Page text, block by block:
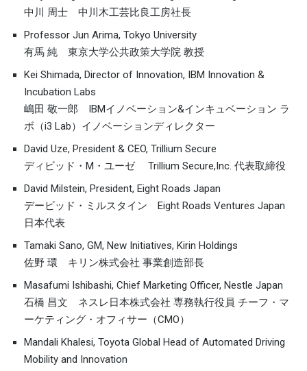
中川 周士 中川木工芸比良工房社長
Professor Jun Arima, Tokyo University
有馬 純 東京大学公共政策大学院 教授
Kei Shimada, Director of Innovation, IBM Innovation &
Incubation Labs
嶋田 敬一郎 IBMイノベーション&インキュベーション ラ
ボ（i3 Lab）イノベーションディレクター
David Uze, President & CEO, Trillium Secure
ディビッド・M・ユーゼ Trillium Secure,Inc. 代表取締役
David Milstein, President, Eight Roads Japan
デービッド・ミルスタイン Eight Roads Ventures Japan
日本代表
Tamaki Sano, GM, New Initiatives, Kirin Holdings
佐野 環 キリン株式会社 事業創造部長
Masafumi Ishibashi, Chief Marketing Officer, Nestle Japan
石橋 昌文 ネスレ日本株式会社 専務執行役員 チーフ・マ
ーケティング・オフィサー（CMO）
Mandali Khalesi, Toyota Global Head of Automated Driving
Mobility and Innovation